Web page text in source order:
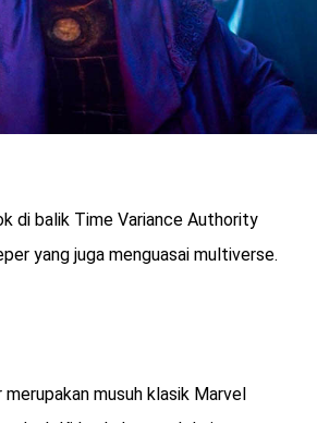
di balik Time Variance Authority
yang juga menguasai multiverse.
musuh klasik Marvel